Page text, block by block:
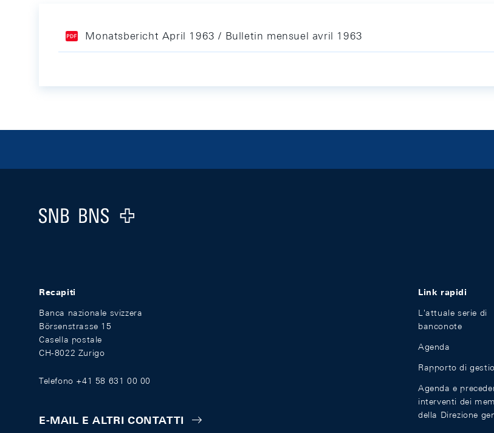
Monatsbericht April 1963 / Bulletin mensuel avril 1963
Logo
Recapiti
Banca nazionale svizzera
Börsenstrasse 15
Casella postale
CH-8022 Zurigo
Telefono +41 58 631 00 00
E-MAIL E ALTRI CONTATTI
Link rapidi
L'attuale serie di
banconote
Agenda
Rapporto di
Agenda e
interventi dei
della Direzione